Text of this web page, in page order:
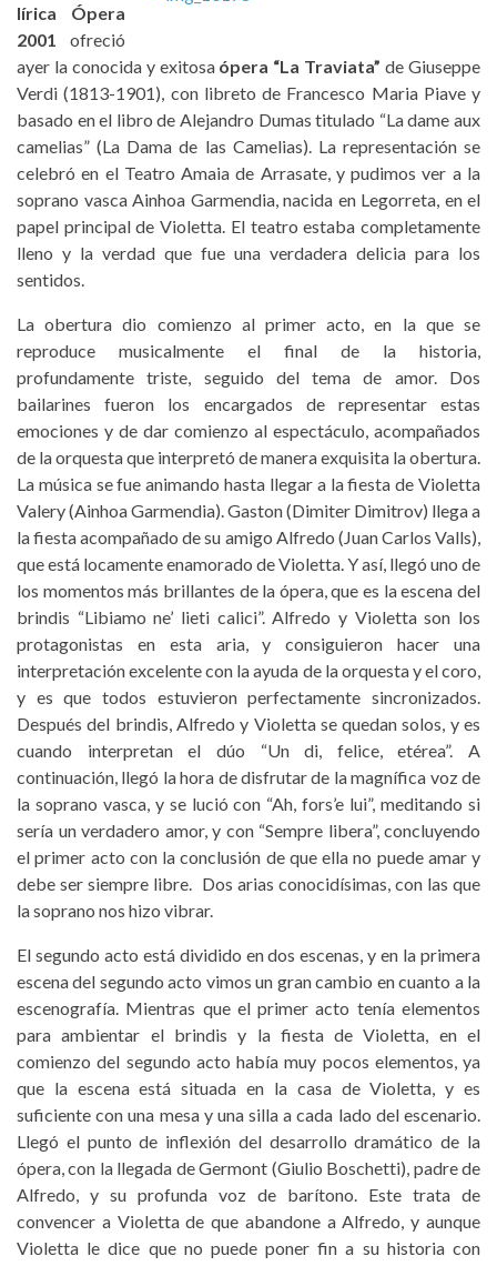
lírica Ópera
2001 ofreció
ayer la conocida y exitosa ópera “La Traviata” de Giuseppe
Verdi (1813-1901), con libreto de Francesco Maria Piave y
basado en el libro de Alejandro Dumas titulado “La dame aux
camelias” (La Dama de las Camelias). La representación se
celebró en el Teatro Amaia de Arrasate, y pudimos ver a la
soprano vasca Ainhoa Garmendia, nacida en Legorreta, en el
papel principal de Violetta. El teatro estaba completamente
lleno y la verdad que fue una verdadera delicia para los
sentidos.
La obertura dio comienzo al primer acto, en la que se
reproduce musicalmente el final de la historia,
profundamente triste, seguido del tema de amor. Dos
bailarines fueron los encargados de representar estas
emociones y de dar comienzo al espectáculo, acompañados
de la orquesta que interpretó de manera exquisita la obertura.
La música se fue animando hasta llegar a la fiesta de Violetta
Valery (Ainhoa Garmendia). Gaston (Dimiter Dimitrov) llega a
la fiesta acompañado de su amigo Alfredo (Juan Carlos Valls),
que está locamente enamorado de Violetta. Y así, llegó uno de
los momentos más brillantes de la ópera, que es la escena del
brindis “Libiamo ne’ lieti calici”. Alfredo y Violetta son los
protagonistas en esta aria, y consiguieron hacer una
interpretación excelente con la ayuda de la orquesta y el coro,
y es que todos estuvieron perfectamente sincronizados.
Después del brindis, Alfredo y Violetta se quedan solos, y es
cuando interpretan el dúo “Un di, felice, etérea”. A
continuación, llegó la hora de disfrutar de la magnífica voz de
la soprano vasca, y se lució con “Ah, fors’e lui”, meditando si
sería un verdadero amor, y con “Sempre libera”, concluyendo
el primer acto con la conclusión de que ella no puede amar y
debe ser siempre libre. Dos arias conocidísimas, con las que
la soprano nos hizo vibrar.
El segundo acto está dividido en dos escenas, y en la primera
escena del segundo acto vimos un gran cambio en cuanto a la
escenografía. Mientras que el primer acto tenía elementos
para ambientar el brindis y la fiesta de Violetta, en el
comienzo del segundo acto había muy pocos elementos, ya
que la escena está situada en la casa de Violetta, y es
suficiente con una mesa y una silla a cada lado del escenario.
Llegó el punto de inflexión del desarrollo dramático de la
ópera, con la llegada de Germont (Giulio Boschetti), padre de
Alfredo, y su profunda voz de barítono. Este trata de
convencer a Violetta de que abandone a Alfredo, y aunque
Violetta le dice que no puede poner fin a su historia con